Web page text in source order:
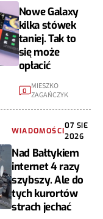
Nowe Galaxy
kilka stówek
taniej. Tak to
się może
opłacić
0 MIESZKO
ZAGAŃCZYK
WIADOMOŚCI
07 SIE
2026
Nad Bałtykiem
internet 4 razy
szybszy. Ale do
tych kurortów
strach jechać